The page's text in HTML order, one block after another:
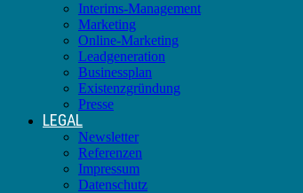
Interims-Management
Marketing
Online-Marketing
Leadgeneration
Businessplan
Existenzgründung
Presse
LEGAL
Newsletter
Referenzen
Impressum
Datenschutz